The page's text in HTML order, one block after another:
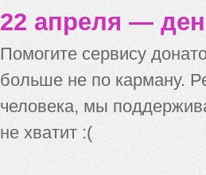
22 апреля —
Помогите сервису
больше не по карману.
человека, мы
не хватит :(